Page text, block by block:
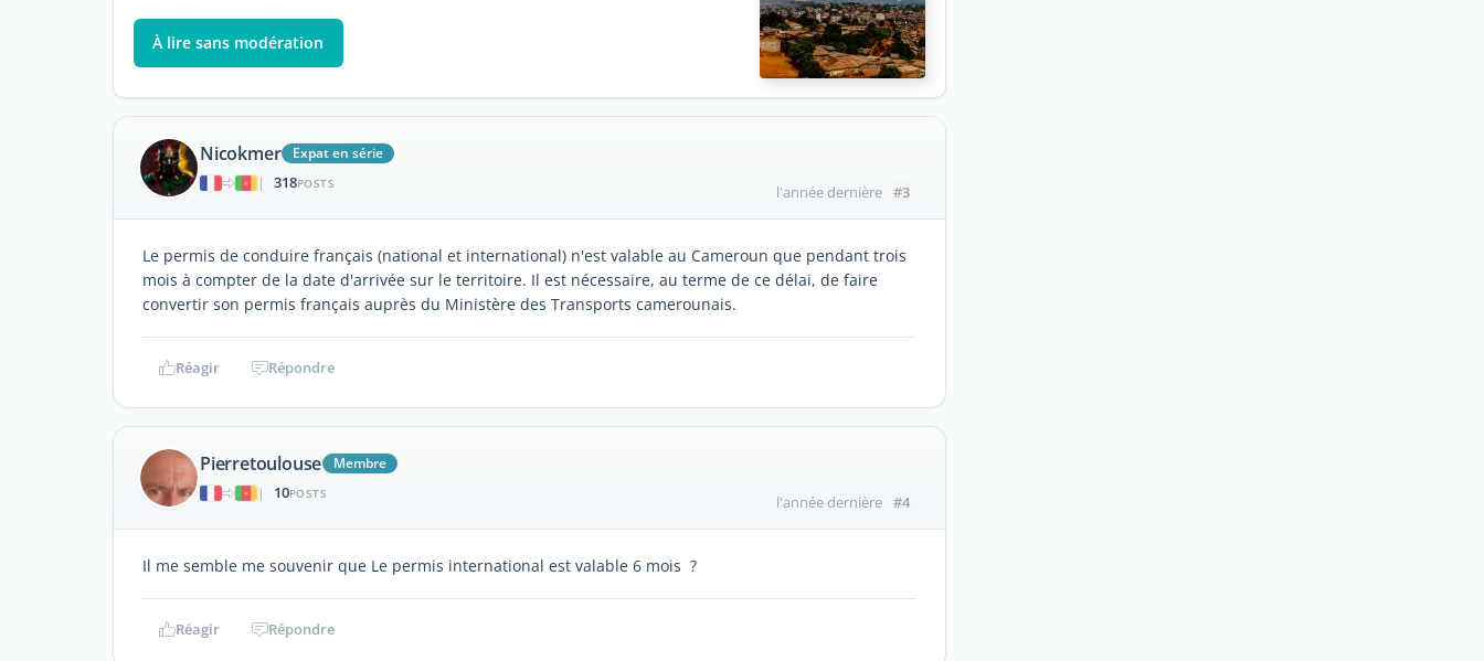
À lire sans modération
Nicokmer
Expat en série
|
318POSTS l'année dernière #3
Le permis de conduire français (national et international) n'est valable au Cameroun que pendant trois
mois à compter de la date d'arrivée sur le territoire. Il est nécessaire, au terme de ce délai, de faire
convertir son permis français auprès du Ministère des Transports camerounais.
Réagir Répondre
Pierretoulouse
Membre
|
10POSTS l'année dernière #4
Il me semble me souvenir que Le permis international est valable 6 mois ?
Réagir Répondre